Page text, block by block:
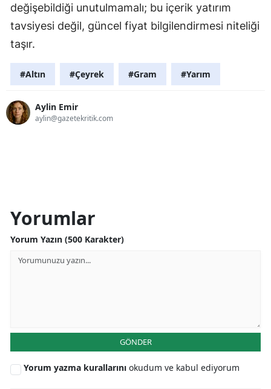
değişebildiği unutulmamalı; bu içerik yatırım
tavsiyesi değil, güncel fiyat bilgilendirmesi niteliği
taşır.
#Altın #Çeyrek #Gram #Yarım
Aylin Emir
aylin@gazetekritik.com
Yorumlar
Yorum Yazın (500 Karakter)
GÖNDER
Yorum yazma kurallarını okudum ve kabul ediyorum